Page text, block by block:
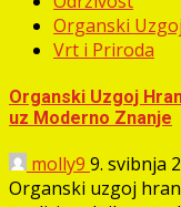
Organski Uzgoj
Vrt i Priroda
Organski Uzgoj
uz Moderno Znanje
molly9 9. svibnja
Organski uzgoj